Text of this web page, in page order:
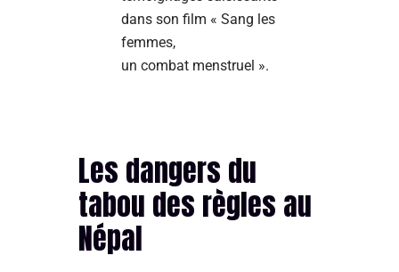
dans son film « Sang les
femmes,
un combat menstruel ».
Les dangers du
tabou des règles au
Népal